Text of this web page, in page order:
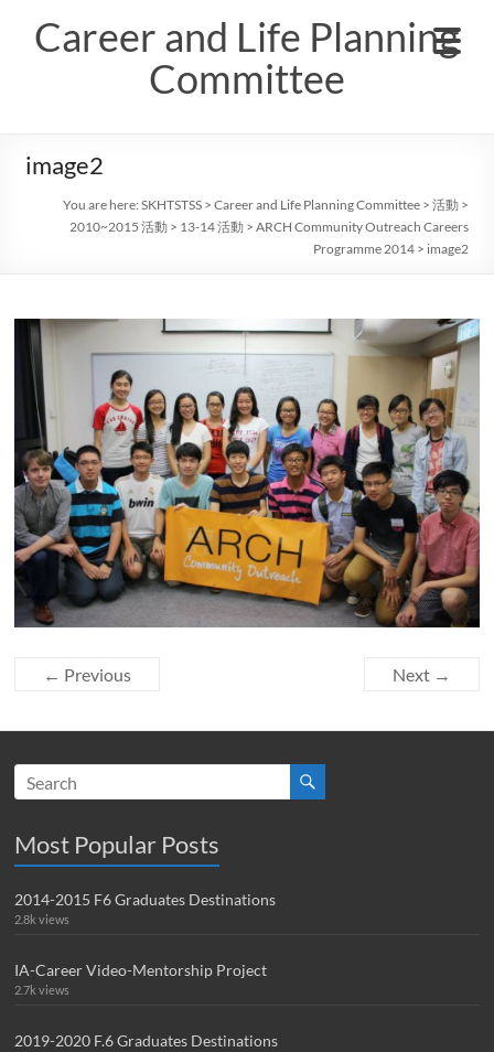
contentCareer and Life Planning
Committee
image2
You are here:SKHTSTSS >Career and Life Planning Committee >活動 >
2010~2015 活動 > 13-14 活動 >ARCH Community Outreach Careers
Programme 2014 > image2
← Previous Next →
Most Popular Posts
2014-2015 F6 Graduates Destinations
2.8k views
IA-Career Video-Mentorship Project
2.7k views
2019-2020 F.6 Graduates Destinations